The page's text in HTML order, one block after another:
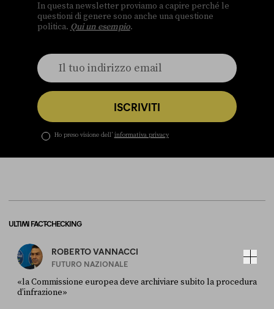
In questa newsletter proviamo a capire perché le
questioni di genere sono anche una questione
politica. Qui un esempio.
ISCRIVITI
Ho preso visione dell’ informativa privacy
ULTIMI FACT-CHECKING
ROBERTO VANNACCI
FUTURO NAZIONALE
«la Commissione europea deve archiviare subito la procedura
d’infrazione»